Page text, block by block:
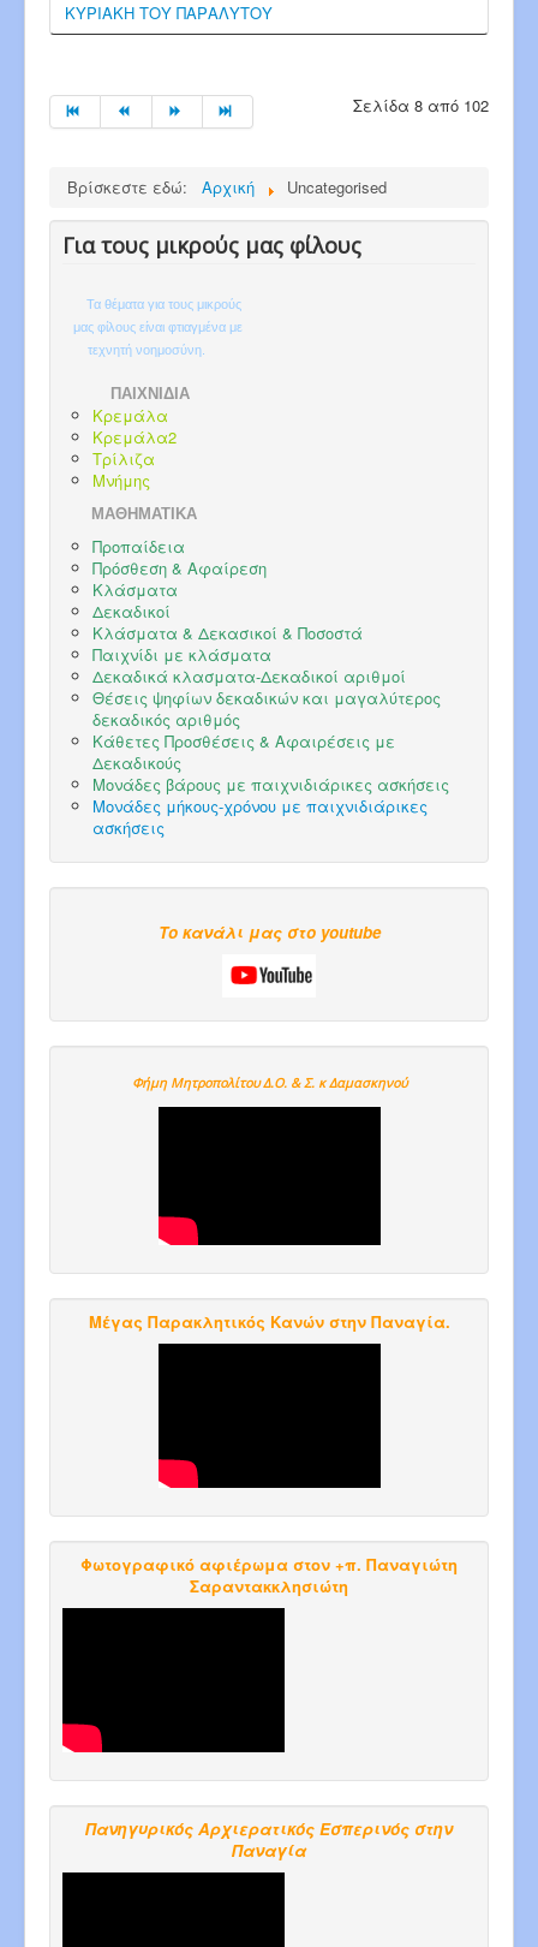
ΚΥΡΙΑΚΗ ΤΟΥ ΠΑΡΑΛΥΤΟΥ
Σελίδα 8 από 102
Βρίσκεστε εδώ: Αρχική Uncategorised
Για τους μικρούς μας φίλους
Τα θέματα για τους μικρούς
μας φίλους είναι φτιαγμένα με
τεχνητή νοημοσύνη.
ΠΑΙΧΝΙΔΙΑ
Κρεμάλα
Κρεμάλα2
Τρίλιζα
Μνήμης
ΜΑΘΗΜΑΤΙΚΑ
Προπαίδεια
Πρόσθεση & Αφαίρεση
Κλάσματα
Δεκαδικοί
Κλάσματα & Δεκασικοί & Ποσοστά
Παιχνίδι με κλάσματα
Δεκαδικά κλασματα-Δεκαδικοί αριθμοί
Θέσεις ψηφίων δεκαδικών και μαγαλύτερος
δεκαδικός αριθμός
Κάθετες Προσθέσεις & Αφαιρέσεις με
Δεκαδικούς
Μονάδες βάρους με παιχνιδιάρικες ασκήσεις
Μονάδες μήκους-χρόνου με παιχνιδιάρικες
ασκήσεις
Το κανάλι μας στο youtube
Φήμη Μητροπολίτου Δ.Ο. & Σ. κ Δαμασκηνού
Μέγας Παρακλητικός Κανών στην Παναγία.
Φωτογραφικό αφιέρωμα στον +π. Παναγιώτη
Σαραντακκλησιώτη
Πανηγυρικός Αρχιερατικός Εσπερινός στην
Παναγία